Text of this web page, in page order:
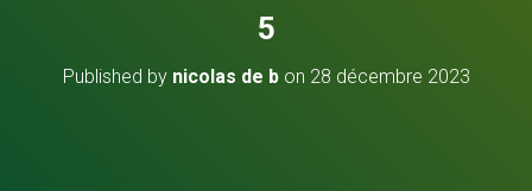
5
Published by nicolas de bon 28 décembre 2023